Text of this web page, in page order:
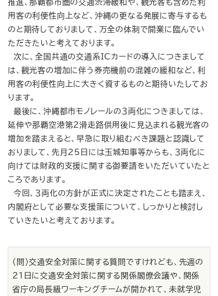
推進、那覇都市圏の交通渋滞緩和や、観光客も含めた利
用客の利便性向上など、沖縄の更なる発展に寄与するも
のと期待しておりまして、万全の体制で開業に臨んでい
ただきたいと考えております。
次に、全国共通の交通系ICカードの導入につきまして
は、観光客の増加に伴う券売機前の混雑の緩和など、利
用客の利便性向上に大きく資するものと期待いたしてお
ります。
最後に、沖縄都市モノレールの３両化につきましては、
延伸や那覇空港第２滑走路供用後に見込まれる観光客の
増加を踏まえると、早急に取り組むべき課題と認識して
おりまして、先月25日には玉城知事等からも、３両化に
向けては財政的支援に関する御要請をいただいていたと
ころであります。
今回、３両化の方針が正式に決定されたことも踏まえ、
内閣府として必要な支援策について、しっかりと検討し
ていきたいと考えております。
（問）交通安全対策に関する質問ですけれども、先週の
21日に交通安全対策に関する関係閣僚会議や、関係
省庁の局長級ワーキングチームが開かれて、未就学児